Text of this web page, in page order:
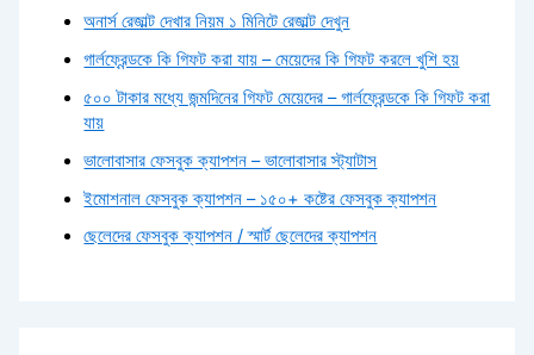
অনার্স রেজাল্ট দেখার নিয়ম ১ মিনিটে রেজাল্ট দেখুন
গার্লফ্রেন্ডকে কি গিফট করা যায় – মেয়েদের কি গিফট করলে খুশি হয়
৫০০ টাকার মধ্যে জন্মদিনের গিফট মেয়েদের – গার্লফ্রেন্ডকে কি গিফট করা
যায়
ভালোবাসার ফেসবুক ক্যাপশন – ভালোবাসার স্ট্যাটাস
ইমোশনাল ফেসবুক ক্যাপশন – ১৫০+ কষ্টের ফেসবুক ক্যাপশন
ছেলেদের ফেসবুক ক্যাপশন / স্মার্ট ছেলেদের ক্যাপশন